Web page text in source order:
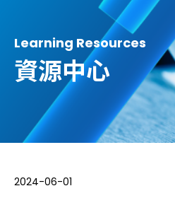
Learning Resources
資源中心
2024-06-01